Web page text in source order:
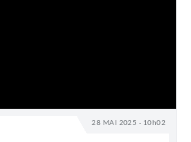
28 MAI 2025 - 10h02